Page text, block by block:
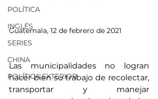
POLÍTICA
INGLÉS
SERIES
CHINA
POLÍTICA EXTERIOR
Guatemala, 12 de febrero de 2021
Las municipalidades no logran
hacer bien su trabajo de recolectar,
transportar y manejar